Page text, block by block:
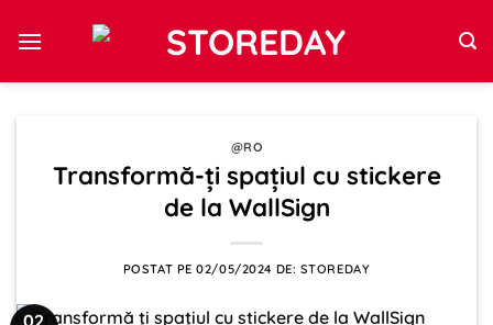
@RO
Transformă-ți spațiul cu stickere
de la WallSign
POSTAT PE02/05/2024 DE: STOREDAY